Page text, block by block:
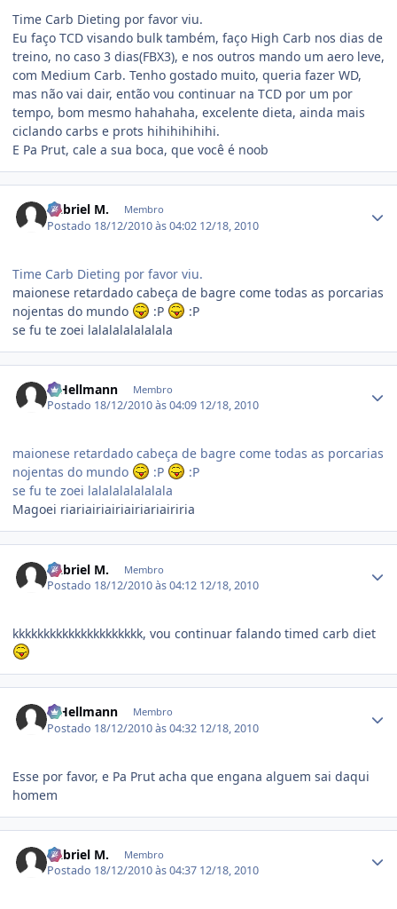
Time Carb Dieting por favor viu.
Eu faço TCD visando bulk também, faço High Carb nos dias de
treino, no caso 3 dias(FBX3), e nos outros mando um aero leve,
com Medium Carb. Tenho gostado muito, queria fazer WD,
mas não vai dair, então vou continuar na TCD por um por
tempo, bom mesmo hahahaha, excelente dieta, ainda mais
ciclando carbs e prots hihihihihihi.
E Pa Prut, cale a sua boca, que você é noob
Gabriel M. Membro
Postado 18/12/2010 às 04:02 12/18, 2010
Time Carb Dieting por favor viu.
maionese retardado cabeça de bagre come todas as porcarias
nojentas do mundo
:P
:P
se fu te zoei lalalalalalalala
R.Hellmann Membro
Postado 18/12/2010 às 04:09 12/18, 2010
maionese retardado cabeça de bagre come todas as porcarias
nojentas do mundo
:P
:P
se fu te zoei lalalalalalalala
Magoei riariairiairiairiariairiria
Gabriel M. Membro
Postado 18/12/2010 às 04:12 12/18, 2010
kkkkkkkkkkkkkkkkkkkkk, vou continuar falando timed carb diet
R.Hellmann Membro
Postado 18/12/2010 às 04:32 12/18, 2010
Esse por favor, e Pa Prut acha que engana alguem sai daqui
homem
Gabriel M. Membro
Postado 18/12/2010 às 04:37 12/18, 2010